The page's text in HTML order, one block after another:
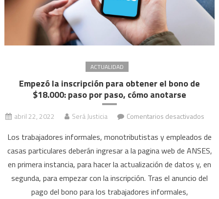
ACTUALIDAD
Empezó la inscripción para obtener el bono de
$18.000: paso por paso, cómo anotarse
abril 22, 2022 Será Justicia Comentarios desactivadosen
la
para
Los trabajadores informales, monotributistas y empleados de
casas particulares deberán ingresar a la pagina web de ANSES,
en primera instancia, para hacer la actualización de datos y, en
segunda, para empezar con la inscripción. Tras el anuncio del
pago del bono para los trabajadores informales,